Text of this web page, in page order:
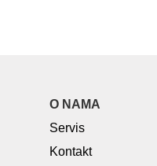
O NAMA
Servis
Kontakt